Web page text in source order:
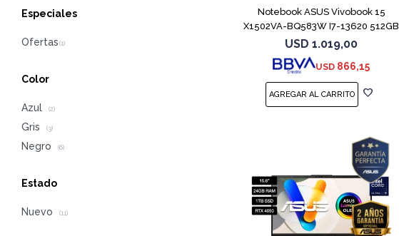
Notebook ASUS Vivobook 15
X1502VA-BQ583W I7-13620 512GB
16GB
USD 1.019,00
USD 866,15
Especiales
Color
Azul (2)
Gris (3)
Negro (6)
Estado
Nuevo (11)